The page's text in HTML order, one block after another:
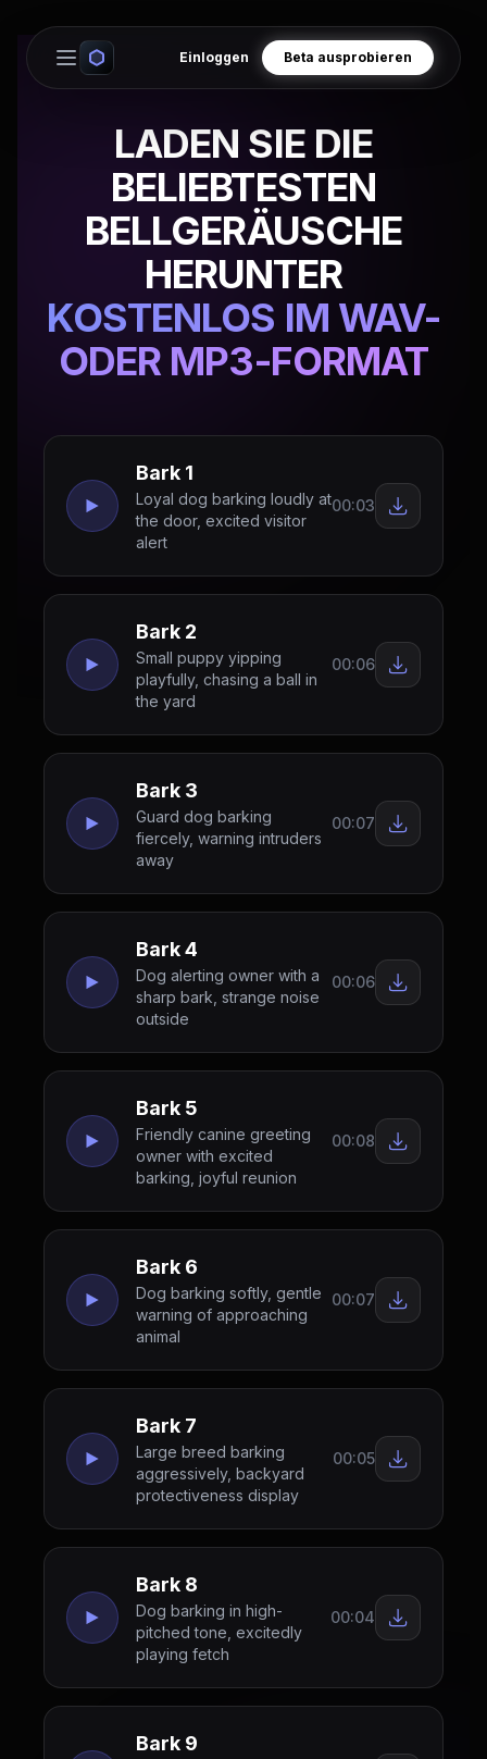
Open main menu
Einloggen Beta ausprobieren
LADEN SIE DIE
BELIEBTESTEN
BELLGERÄUSCHE
HERUNTER
KOSTENLOS IM WAV-
ODER MP3-FORMAT
Bark 1
Loyal dog barking loudly at
the door, excited visitor
alert
00:03
Bark 2
Small puppy yipping
playfully, chasing a ball in
the yard
00:06
Bark 3
Guard dog barking
fiercely, warning intruders
away
00:07
Bark 4
Dog alerting owner with a
sharp bark, strange noise
outside
00:06
Bark 5
Friendly canine greeting
owner with excited
barking, joyful reunion
00:08
Bark 6
Dog barking softly, gentle
warning of approaching
animal
00:07
Bark 7
Large breed barking
aggressively, backyard
protectiveness display
00:05
Bark 8
Dog barking in high-
pitched tone, excitedly
playing fetch
00:04
Bark 9